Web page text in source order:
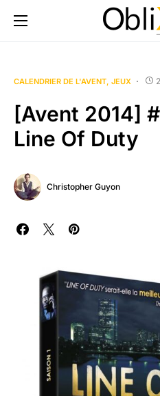
CALENDRIER DE L'AVENT JEUX
[Avent 2014]
Line Of Duty
Christopher Guyon